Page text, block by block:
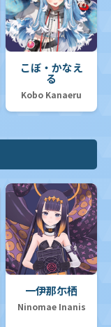
こぼ・かなえ
る
Kobo Kanaeru
一伊那尓栖
Ninomae Inanis